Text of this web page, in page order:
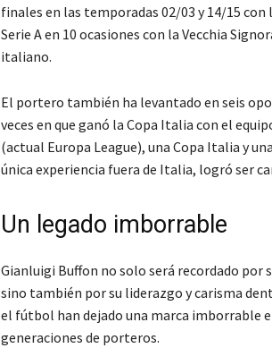
finales en las temporadas 02/03 y 14/15
Serie A en 10 ocasiones con la Vecchia
italiano.
El portero también ha levantado en seis
veces en que ganó la Copa Italia con el
(actual Europa League), una Copa Italia y
única experiencia fuera de Italia, logró ser
Un legado imborrable
Gianluigi Buffon no solo será recordado
sino también por su liderazgo y carisma
el fútbol han dejado una marca imborrable
generaciones de porteros.